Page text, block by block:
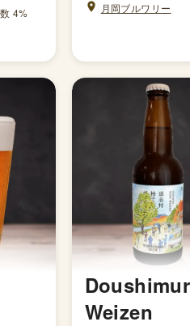
4%
月岡ブルワリー
Weizen